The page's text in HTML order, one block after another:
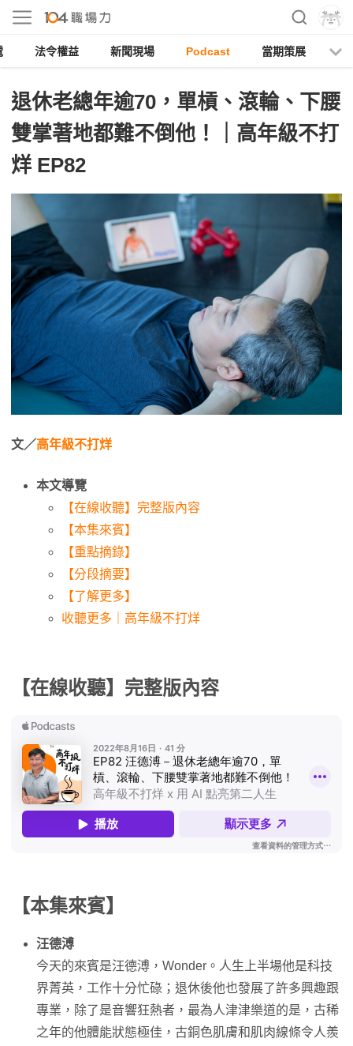
法令權益 新聞現場 Podcast 當期策展
退休老總年逾70，單槓、滾輪、下腰
雙掌著地都難不倒他！｜高年級不打
烊 EP82
文／高年級不打烊
本文導覽
【在線收聽】完整版內容
【本集來賓】
【重點摘錄】
【分段摘要】
【了解更多】
收聽更多｜高年級不打烊
【在線收聽】完整版內容
【本集來賓】
汪德溥
今天的來賓是汪德溥，Wonder。人生上半場他是科技
界菁英，工作十分忙碌；退休後他也發展了許多興趣跟
專業，除了是音響狂熱者，最為人津津樂道的是，古稀
之年的他體能狀態極佳，古銅色肌膚和肌肉線條令人羨